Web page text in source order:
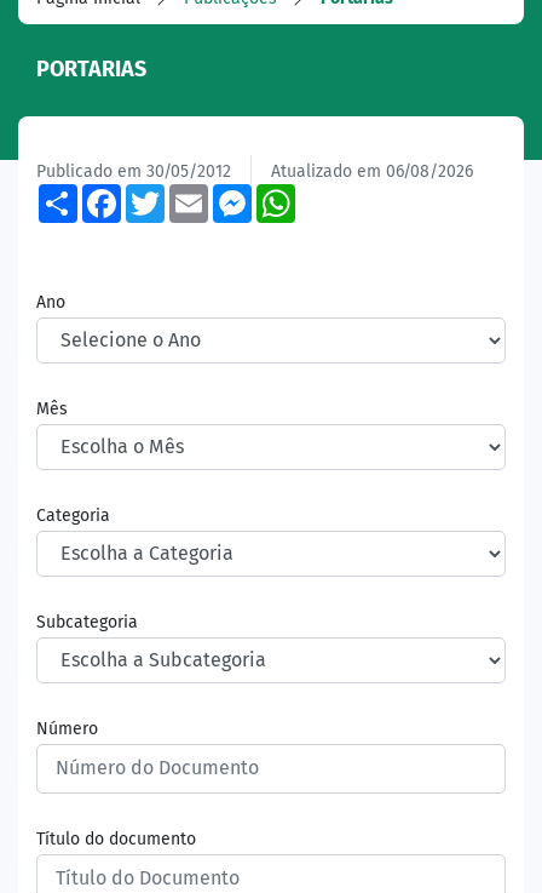
PORTARIAS
Publicado em 30/05/2012 Atualizado em 06/08/2026
ShareFacebook
TwitterEmailMessenger
Ano
Mês
Categoria
Subcategoria
Número
Título do documento